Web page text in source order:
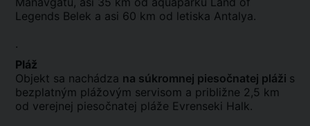
Legends Belek a asi 60 km od letiska Antalya.
.
Pláž
Objekt sa nachádza na súkromnej piesočnatej pláži s
bezplatným plážovým servisom a približne 2,5 km
od verejnej piesočnatej pláže Evrenseki Halk.